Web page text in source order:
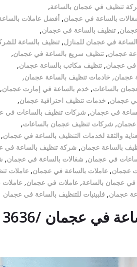
تنظيف في عجمان بالساعة,
بالساعة في عجمان, أفضل عاملات
, تنظيف بالساعة في عجمان,
في عجمان للمنازل, تنظيف بالساعة
عجمان, تنظيف سريع بالساعة في عجمان,
في عجمان, تنظيف مكاتب بالساعة عجمان,
عجمان, خادمات تنظيف بالساعة عجمان,
بالساعات, خدم بالساعة في إمارت عجمان,
عجمان, خدمات تنظيف احترافية عجمان,
في عجمان, شركات تنظيف بالساعات في
, شركات تنظيف عجمان بالساعات,
والثقة لخدمات التنظيف بالساعة في عجمان,
بالساعة عجمان, شركة تنظيف بالساعة في
في عجمان, شغالات بالساعة في عجمان,
عجمان, عاملات بالساعة في عجمان, عاملات
في عجمان بالساعة, عاملات في عجمان, عاملات
عجمان, فلبينيات للتنظيف بالساعة في عجمان